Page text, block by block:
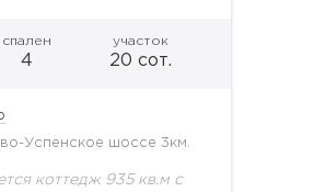
спален
4
участок
20 сот.
Успенское шоссе 3км.
коттедж 935 кв.м с